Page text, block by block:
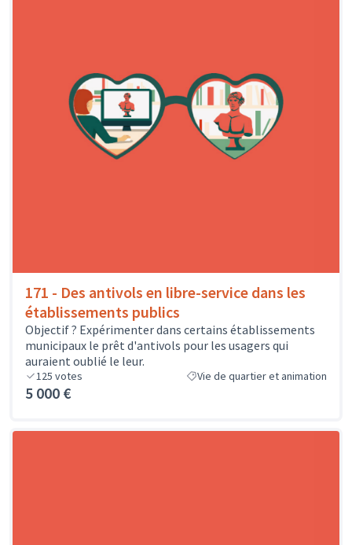
171 - Des antivols en libre-service dans les
établissements publics
Objectif ? Expérimenter dans certains établissements
municipaux le prêt d'antivols pour les usagers qui
auraient oublié le leur.
125 votes Vie de quartier et animation
5 000 €